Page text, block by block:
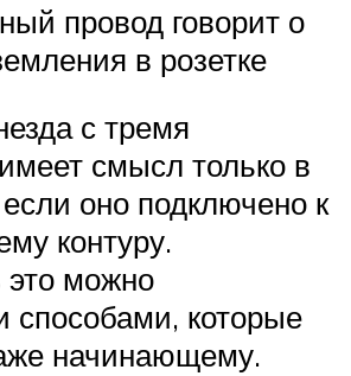
провод говорит о
в розетке
с тремя
смысл только в
оно подключено к
контуру.
можно
способами, которые
начинающему.